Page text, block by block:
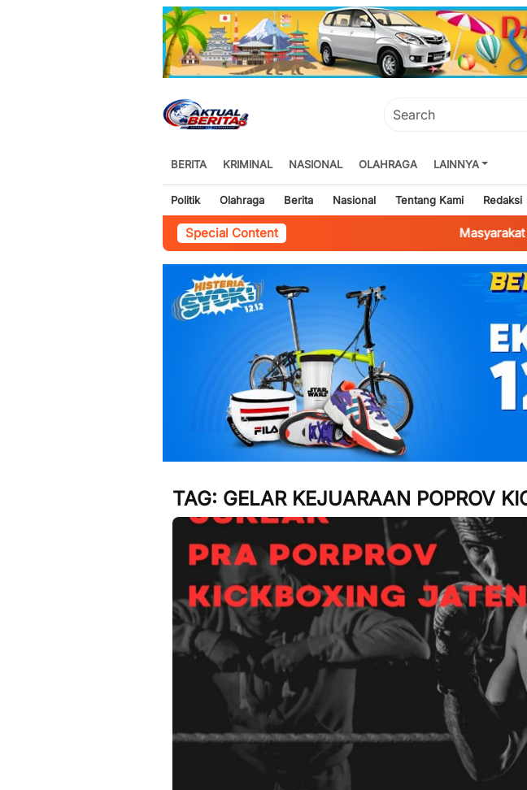
BERITA KRIMINAL NASIONAL OLAHRAGA LAINNYA
Politik Olahraga Berita Nasional Tentang Kami Redaksi
Special Content Masyarakat
TAG: GELAR KEJUARAAN POPROV